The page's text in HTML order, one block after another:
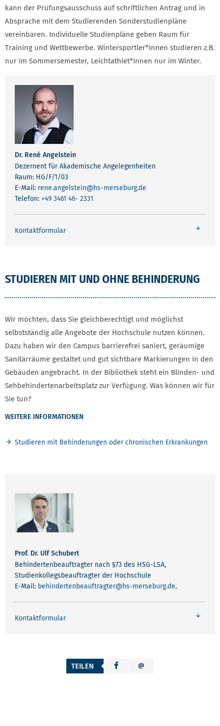
kann der Prüfungsausschuss auf schriftlichen Antrag und in
Absprache mit dem Studierenden Sonderstudienpläne
vereinbaren. Individuelle Studienpläne geben Raum für
Training und Wettbewerbe. Wintersportler*innen studieren z.B.
nur im Sommersemester, Leichtathlet*innen nur im Winter.
Dr. René Angelstein
Dezernent für Akademische Angelegenheiten
Raum: HG/F/1/03
E-Mail: rene.angelstein@hs-merseburg.de
Telefon: +49 3461 46- 2331
Kontaktformular
STUDIEREN MIT UND OHNE BEHINDERUNG
Wir möchten, dass Sie gleichberechtigt und möglichst
selbstständig alle Angebote der Hochschule nutzen können.
Dazu haben wir den Campus barrierefrei saniert, geräumige
Sanitärräume gestaltet und gut sichtbare Markierungen in den
Gebäuden angebracht. In der Bibliothek steht ein Blinden- und
Sehbehindertenarbeitsplatz zur Verfügung. Was können wir für
Sie tun?
WEITERE INFORMATIONEN
Studieren mit Behinderungen oder chronischen Erkrankungen
Prof. Dr. Ulf Schubert
Behindertenbeauftragter nach §73 des HSG-LSA,
Studienkollegsbeauftragter der Hochschule
E-Mail: behindertenbeauftragter@hs-merseburg.de,
Kontaktformular
TEILEN